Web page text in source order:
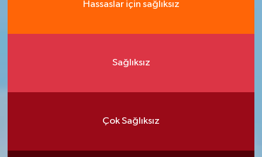
Hassaslar için sağlıksız
Sağlıksız
Çok Sağlıksız